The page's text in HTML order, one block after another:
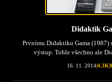
Didaktik
Prvnímu Didaktiku Gama (1987)
výstup. Tohle všechno ale
16. 11. 2014|4.3K|